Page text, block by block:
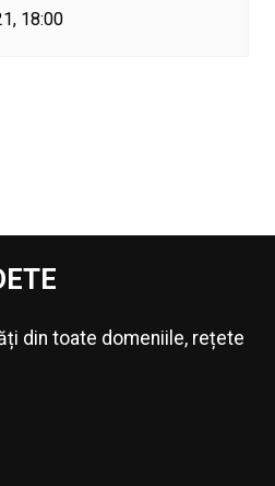
18:00
din toate domeniile, rețete